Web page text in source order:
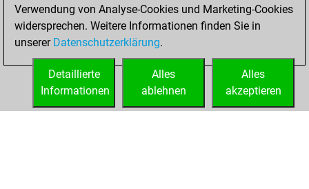
You played 9
blitz games
Play
You scored +8
=0 -1 in blitz
Verwendung von Analyse-Cookies und Marketing-Cookies
widersprechen. Weitere Informationen finden Sie in
unserer Datenschutzerklärung.
Alles
akzeptieren
Alles
ablehnen
Detaillierte
Informationen